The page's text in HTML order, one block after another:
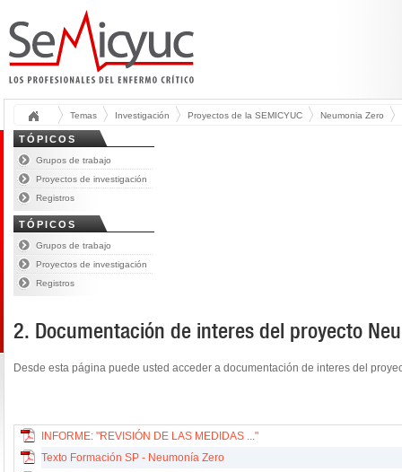
Temas Investigación Proyectos de la SEMICYUC Neumonia Zero
TÓPICOS
Grupos de trabajo
Proyectos de investigación
Registros
TÓPICOS
Grupos de trabajo
Proyectos de investigación
Registros
2. Documentación de interes del proyecto
Desde esta página puede usted acceder a documentación de interes del
INFORME: "REVISIÓN DE LAS MEDIDAS ..."
Texto Formación SP - Neumonía Zero